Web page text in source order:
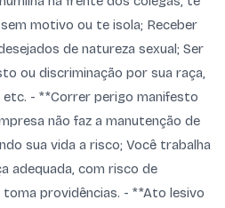
motivo ou te isola; Receber
de natureza sexual; Ser
ou discriminação por sua raça,
etc. - **Correr perigo manifesto
não faz a manutenção de
sua vida a risco; Você trabalha
adequada, com risco de
providências. - **Ato lesivo